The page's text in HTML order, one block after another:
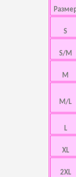
S
S/M
M
M/L
L
XL
2XL